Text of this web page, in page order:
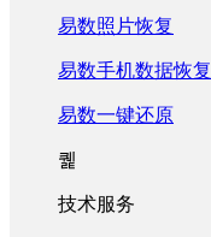
易数照片恢复
易数手机数据恢复
易数一键还原
퀥
技术服务